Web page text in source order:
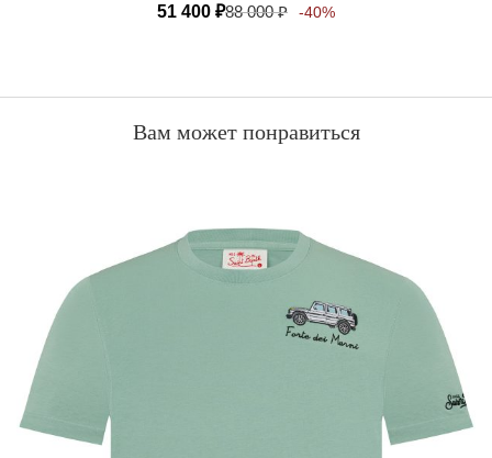
51 400 ₽88 000₽ -40%
Вам может понравиться